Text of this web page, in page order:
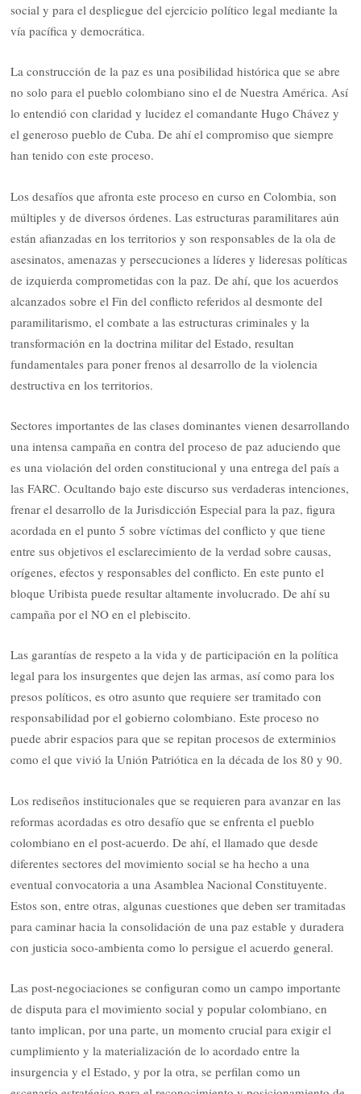
social y para el despliegue del ejercicio político legal mediante la
vía pacífica y democrática.
La construcción de la paz es una posibilidad histórica que se abre
no solo para el pueblo colombiano sino el de Nuestra América. Así
lo entendió con claridad y lucidez el comandante Hugo Chávez y
el generoso pueblo de Cuba. De ahí el compromiso que siempre
han tenido con este proceso.
Los desafíos que afronta este proceso en curso en Colombia, son
múltiples y de diversos órdenes. Las estructuras paramilitares aún
están afianzadas en los territorios y son responsables de la ola de
asesinatos, amenazas y persecuciones a líderes y lideresas políticas
de izquierda comprometidas con la paz. De ahí, que los acuerdos
alcanzados sobre el Fin del conflicto referidos al desmonte del
paramilitarismo, el combate a las estructuras criminales y la
transformación en la doctrina militar del Estado, resultan
fundamentales para poner frenos al desarrollo de la violencia
destructiva en los territorios.
Sectores importantes de las clases dominantes vienen desarrollando
una intensa campaña en contra del proceso de paz aduciendo que
es una violación del orden constitucional y una entrega del país a
las FARC. Ocultando bajo este discurso sus verdaderas intenciones,
frenar el desarrollo de la Jurisdicción Especial para la paz, figura
acordada en el punto 5 sobre víctimas del conflicto y que tiene
entre sus objetivos el esclarecimiento de la verdad sobre causas,
orígenes, efectos y responsables del conflicto. En este punto el
bloque Uribista puede resultar altamente involucrado. De ahí su
campaña por el NO en el plebiscito.
Las garantías de respeto a la vida y de participación en la política
legal para los insurgentes que dejen las armas, así como para los
presos políticos, es otro asunto que requiere ser tramitado con
responsabilidad por el gobierno colombiano. Este proceso no
puede abrir espacios para que se repitan procesos de exterminios
como el que vivió la Unión Patriótica en la década de los 80 y 90.
Los rediseños institucionales que se requieren para avanzar en las
reformas acordadas es otro desafío que se enfrenta el pueblo
colombiano en el post-acuerdo. De ahí, el llamado que desde
diferentes sectores del movimiento social se ha hecho a una
eventual convocatoria a una Asamblea Nacional Constituyente.
Estos son, entre otras, algunas cuestiones que deben ser tramitadas
para caminar hacia la consolidación de una paz estable y duradera
con justicia soco-ambienta como lo persigue el acuerdo general.
Las post-negociaciones se configuran como un campo importante
de disputa para el movimiento social y popular colombiano, en
tanto implican, por una parte, un momento crucial para exigir el
cumplimiento y la materialización de lo acordado entre la
insurgencia y el Estado, y por la otra, se perfilan como un